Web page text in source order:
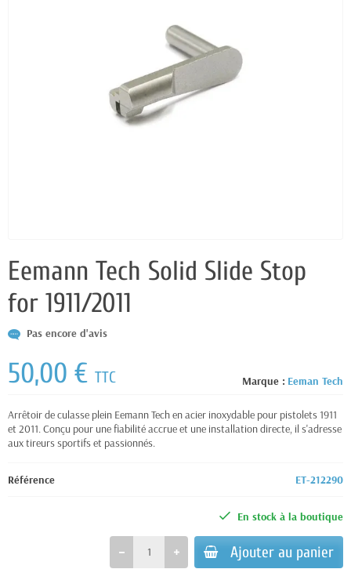
Eemann Tech Solid Slide Stop
for 1911/2011
Pas encore d'avis
Marque : Eeman Tech
50,00 € TTC
Arrêtoir de culasse plein Eemann Tech en acier inoxydable pour pistolets 1911
et 2011. Conçu pour une fiabilité accrue et une installation directe, il s'adresse
aux tireurs sportifs et passionnés.
Référence ET-212290
En stock à la boutique
Ajouter au panier